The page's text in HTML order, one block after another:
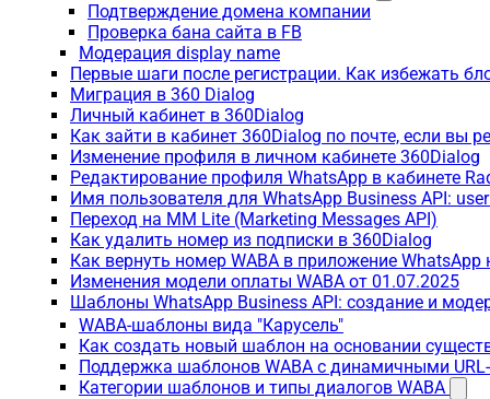
Подтверждение домена компании
Проверка бана сайта в FB
Модерация display name
Первые шаги после регистрации. Как избежать
Миграция в 360 Dialog
Личный кабинет в 360Dialog
Как зайти в кабинет 360Dialog по почте, если вы
Изменение профиля в личном кабинете 360Dialog
Редактирование профиля WhatsApp в кабинете
Имя пользователя для WhatsApp Business API:
Переход на MM Lite (Marketing Messages API)
Как удалить номер из подписки в 360Dialog
Как вернуть номер WABA в приложение WhatsApp
Изменения модели оплаты WABA от 01.07.2025
Шаблоны WhatsApp Business API: создание и
WABA-шаблоны вида "Карусель"
Как создать новый шаблон на основании
Поддержка шаблонов WABA с динамичными
Категории шаблонов и типы диалогов WABA